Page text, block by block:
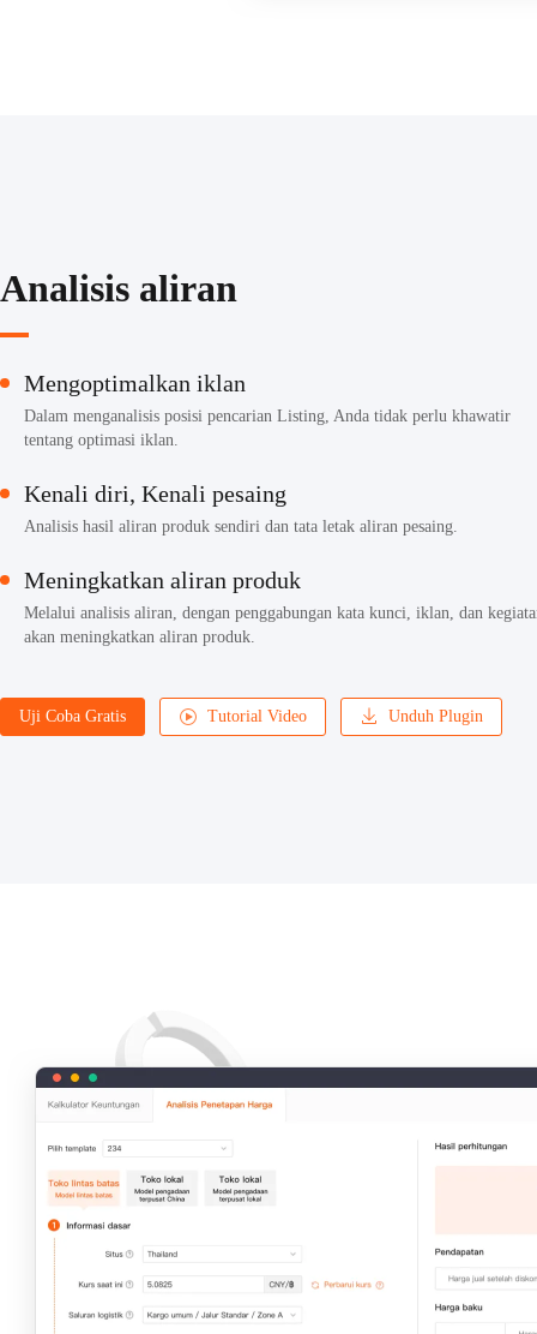
Analisis aliran
Mengoptimalkan iklan
Dalam menganalisis posisi pencarian Listing, Anda tidak perlu khawatir
tentang optimasi iklan.
Kenali diri, Kenali pesaing
Analisis hasil aliran produk sendiri dan tata letak aliran pesaing.
Meningkatkan aliran produk
Melalui analisis aliran, dengan penggabungan kata kunci, iklan, dan
akan meningkatkan aliran produk.
Uji Coba Gratis Tutorial Video Unduh Plugin